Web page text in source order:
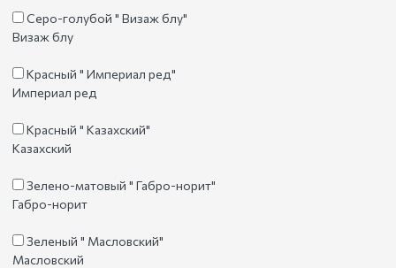
Серо-голубой " Визаж блу"
Визаж блу
Красный " Империал ред"
Империал ред
Красный " Казахский"
Казахский
Зелено-матовый " Габро-норит"
Габро-норит
Зеленый " Масловский"
Масловский